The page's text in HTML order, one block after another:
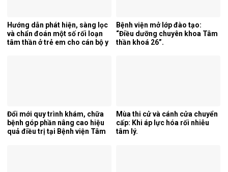
Hướng dẫn phát hiện, sàng lọc
và chẩn đoán một số rối loạn
tâm thần ở trẻ em cho cán bộ y
Bệnh viện mở lớp đào tạo:
“Điều dưỡng chuyên khoa Tâm
thần khoá 26”.
Đổi mới quy trình khám, chữa
bệnh góp phần nâng cao hiệu
quả điều trị tại Bệnh viện Tâm
Mùa thi cử và cánh cửa chuyển
cấp: Khi áp lực hóa rối nhiễu
tâm lý.